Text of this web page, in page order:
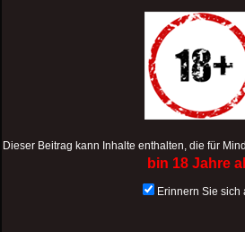
Dieser Beitrag kann Inhalte enthalten, die für
bin 18 Jahre
Erinnern Sie sich